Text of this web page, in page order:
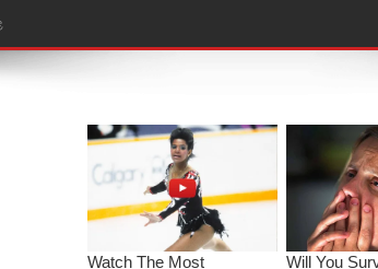
පද පෙළ
cup song lyrics
පෙළ
ගීතයේ පද පෙළ